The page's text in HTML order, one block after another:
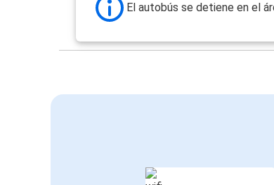
El autobús se detiene en el